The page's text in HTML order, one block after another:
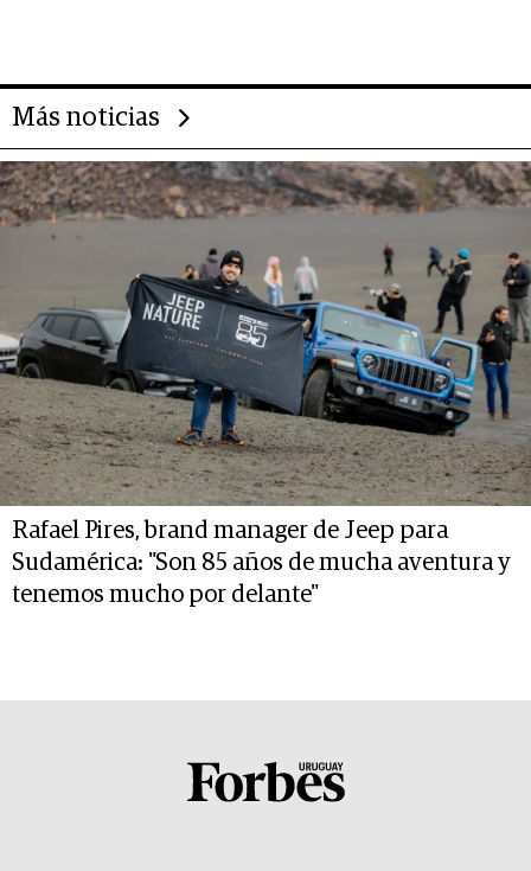
Más noticias
Rafael Pires, brand manager de Jeep para
Sudamérica: "Son 85 años de mucha aventura y
tenemos mucho por delante"